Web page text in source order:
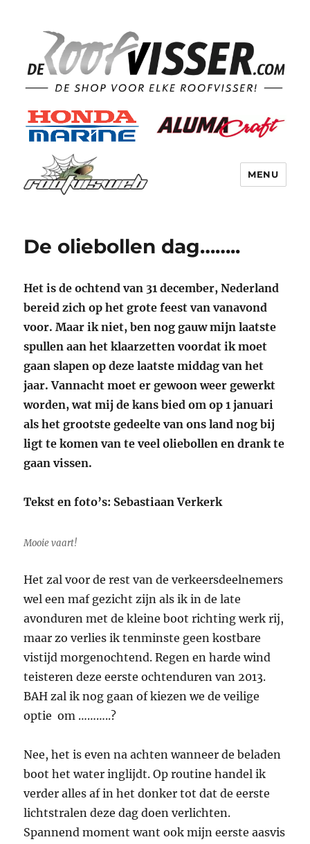
MENU
De oliebollen dag……..
Het is de ochtend van 31 december, Nederland
bereid zich op het grote feest van vanavond
voor. Maar ik niet, ben nog gauw mijn laatste
spullen aan het klaarzetten voordat ik moet
gaan slapen op deze laatste middag van het
jaar. Vannacht moet er gewoon weer gewerkt
worden, wat mij de kans bied om op 1 januari
als het grootste gedeelte van ons land nog bij
ligt te komen van te veel oliebollen en drank te
gaan vissen.
Tekst en foto’s: Sebastiaan Verkerk
Mooie vaart!
Het zal voor de rest van de verkeersdeelnemers
wel een maf gezicht zijn als ik in de late
avonduren met de kleine boot richting werk rij,
maar zo verlies ik tenminste geen kostbare
vistijd morgenochtend. Regen en harde wind
teisteren deze eerste ochtenduren van 2013.
BAH zal ik nog gaan of kiezen we de veilige
optie om ………..?
Nee, het is even na achten wanneer de beladen
boot het water inglijdt. Op routine handel ik
verder alles af in het donker tot dat de eerste
lichtstralen deze dag doen verlichten.
Spannend moment want ook mijn eerste aasvis